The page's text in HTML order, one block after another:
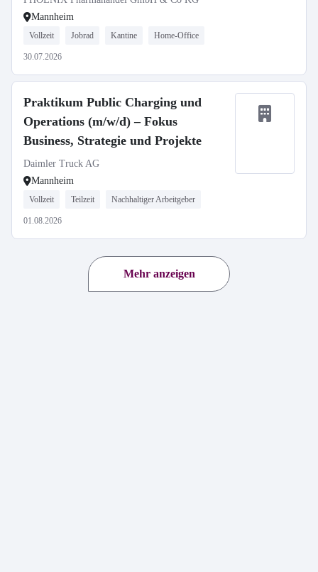
Mannheim
Vollzeit Jobrad Kantine Home-Office
30.07.2026
Praktikum Public Charging und
Operations (m/w/d) – Fokus
Business, Strategie und Projekte
Daimler Truck AG
Mannheim
Vollzeit Teilzeit Nachhaltiger Arbeitgeber
01.08.2026
Mehr anzeigen